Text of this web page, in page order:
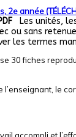
2e année
Les unités,
ou sans
les termes
30 fiches
l’enseignant, le